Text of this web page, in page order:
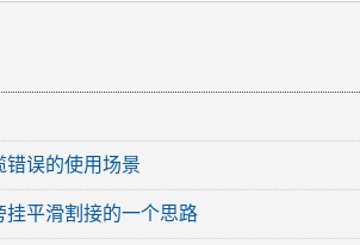
错误的使用场景
挂平滑割接的一个思路